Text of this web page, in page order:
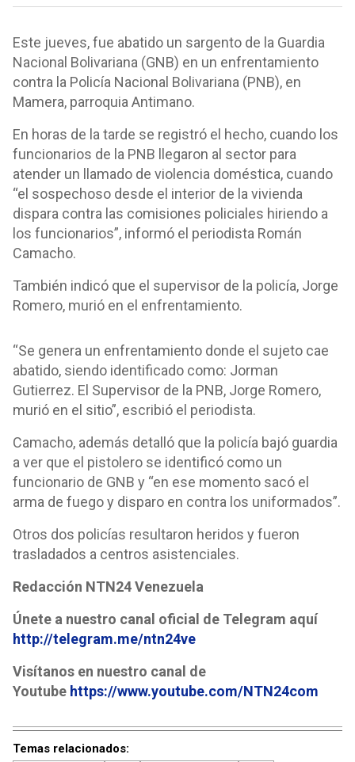
Este jueves, fue abatido un sargento de la Guardia
Nacional Bolivariana (GNB) en un enfrentamiento
contra la Policía Nacional Bolivariana (PNB), en
Mamera, parroquia Antimano.
En horas de la tarde se registró el hecho, cuando los
funcionarios de la PNB llegaron al sector para
atender un llamado de violencia doméstica, cuando
“el sospechoso desde el interior de la vivienda
dispara contra las comisiones policiales hiriendo a
los funcionarios”, informó el periodista Román
Camacho.
También indicó que el supervisor de la policía, Jorge
Romero, murió en el enfrentamiento.
“Se genera un enfrentamiento donde el sujeto cae
abatido, siendo identificado como: Jorman
Gutierrez. El Supervisor de la PNB, Jorge Romero,
murió en el sitio”, escribió el periodista.
Camacho, además detalló que la policía bajó guardia
a ver que el pistolero se identificó como un
funcionario de GNB y “en ese momento sacó el
arma de fuego y disparo en contra los uniformados”.
Otros dos policías resultaron heridos y fueron
trasladados a centros asistenciales.
Redacción NTN24 Venezuela
Únete a nuestro canal oficial de Telegram aquí
http://telegram.me/ntn24ve
Visítanos en nuestro canal de
Youtube https://www.youtube.com/NTN24com
Temas relacionados: